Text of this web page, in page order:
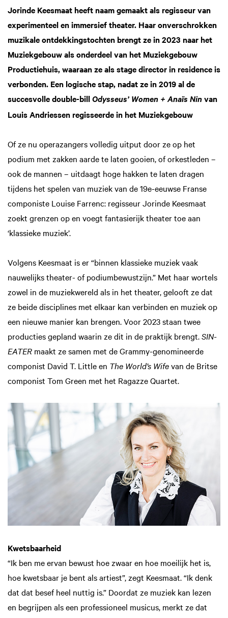
Jorinde Keesmaat heeft naam gemaakt als regisseur van
experimenteel en immersief theater. Haar onverschrokken
muzikale ontdekkingstochten brengt ze in 2023 naar het
Muziekgebouw als onderdeel van het Muziekgebouw
Productiehuis, waaraan ze als stage director in residence is
verbonden. Een logische stap, nadat ze in 2019 al de
succesvolle double-bill Odysseus’ Women + Anaïs Nin van
Louis Andriessen regisseerde in het Muziekgebouw
Of ze nu operazangers volledig uitput door ze op het
podium met zakken aarde te laten gooien, of orkestleden –
ook de mannen – uitdaagt hoge hakken te laten dragen
tijdens het spelen van muziek van de 19e-eeuwse Franse
componiste Louise Farrenc: regisseur Jorinde Keesmaat
zoekt grenzen op en voegt fantasierijk theater toe aan
‘klassieke muziek’.
Volgens Keesmaat is er “binnen klassieke muziek vaak
nauwelijks theater- of podiumbewustzijn.” Met haar wortels
zowel in de muziekwereld als in het theater, gelooft ze dat
ze beide disciplines met elkaar kan verbinden en muziek op
een nieuwe manier kan brengen. Voor 2023 staan twee
producties gepland waarin ze dit in de praktijk brengt.SIN-
EATER maakt ze samen met de Grammy-genomineerde
componist David T. Little en The World’s Wifevan de Britse
componist Tom Green met het Ragazze Quartet.
Kwetsbaarheid
“Ik ben me ervan bewust hoe zwaar en hoe moeilijk het is,
hoe kwetsbaar je bent als artiest”, zegt Keesmaat. “Ik denk
dat dat besef heel nuttig is.” Doordat ze muziek kan lezen
en begrijpen als een professioneel musicus, merkt ze dat